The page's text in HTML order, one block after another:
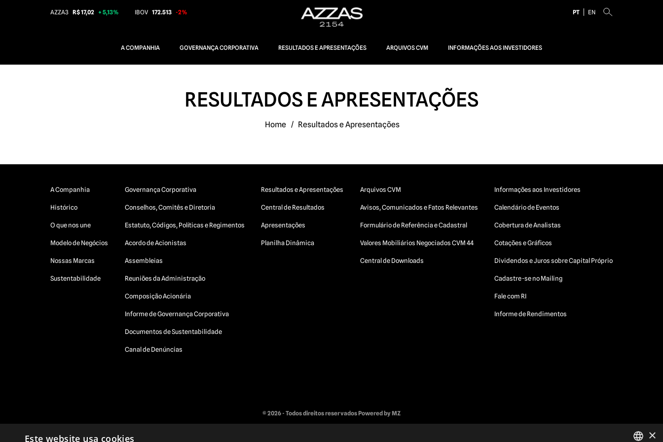
AZZA3 R$ 17,02 + 5,13% IBOV 172.513 -2% PT EN
A COMPANHIA GOVERNANÇA CORPORATIVA RESULTADOS E APRESENTAÇÕES ARQUIVOS CVM INFORMAÇÕES AOS INVESTIDORES
RESULTADOS E APRESENTAÇÕES
Home / Resultados e Apresentações
A Companhia
Histórico
O que nos une
Modelo de Negócios
Nossas Marcas
Sustentabilidade
Governança Corporativa
Conselhos, Comitês e Diretoria
Estatuto, Códigos, Políticas e Regimentos
Acordo de Acionistas
Assembleias
Reuniões da Administração
Composição Acionária
Informe de Governança Corporativa
Documentos de Sustentabilidade
Canal de Denúncias
Resultados e Apresentações
Central de Resultados
Apresentações
Planilha Dinâmica
Arquivos CVM
Avisos, Comunicados e Fatos Relevantes
Formulário de Referência e Cadastral
Valores Mobiliários Negociados CVM 44
Central de Downloads
Informações aos Investidores
Calendário de Eventos
Cobertura de Analistas
Cotações e Gráficos
Dividendos e Juros sobre Capital Próprio
Cadastre-se no Mailing
Fale com RI
Informe de Rendimentos
© 2026 - Todos direitos reservadosPowered by MZ
×
Este website usa cookies